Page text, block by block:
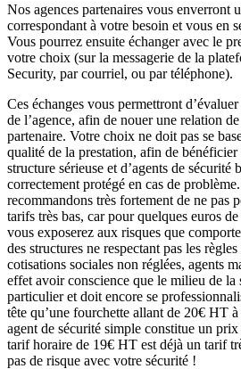
Nos agences partenaires vous enverront
correspondant à votre besoin et vous en
Vous pourrez ensuite échanger avec le
votre choix (sur la messagerie de la
Security, par courriel, ou par téléphone).
Ces échanges vous permettront
de l’agence, afin de nouer une relation
partenaire. Votre choix ne doit pas se
qualité de la prestation, afin de bénéficier
structure sérieuse et d’agents de sécurité
correctement protégé en cas de
recommandons très fortement de ne pas
tarifs très bas, car pour quelques euros
vous exposerez aux risques que
des structures ne respectant pas les
cotisations sociales non réglées, agents
effet avoir conscience que le milieu de la
particulier et doit encore se
tête qu’une fourchette allant de 20€ HT
agent de sécurité simple constitue un
tarif horaire de 19€ HT est déjà un tarif
pas de risque avec votre sécurité !